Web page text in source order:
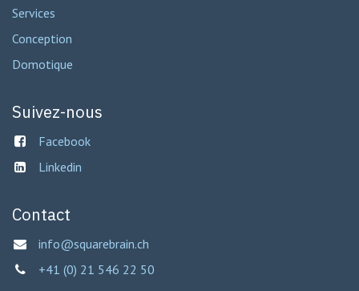
Services
Conception
Domotique
Suivez-nous
Facebook
Linkedin
Contact
info@squarebrain.ch
+41 (0) 21 546 22 50